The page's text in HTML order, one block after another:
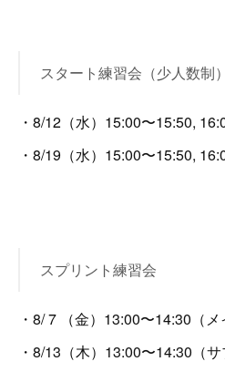
スタート練習会（少人数制）
・8/12（水）15:00〜15:50,
・8/19（水）15:00〜15:50,
スプリント練習会
・8/ 7 （金）13:00〜14:30（メ
・8/13（木）13:00〜14:30（サ